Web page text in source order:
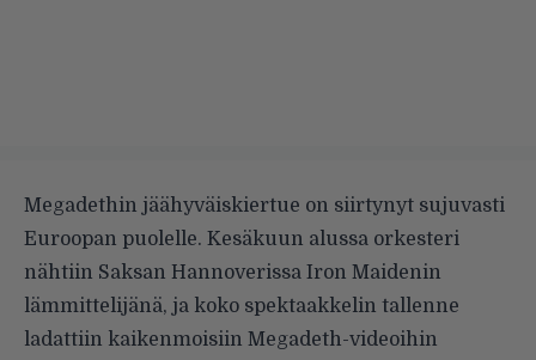
Megadethin jäähyväiskiertue on siirtynyt sujuvasti
Euroopan puolelle. Kesäkuun alussa orkesteri
nähtiin Saksan Hannoverissa Iron Maidenin
lämmittelijänä, ja koko spektaakkelin tallenne
ladattiin kaikenmoisiin Megadeth-videoihin